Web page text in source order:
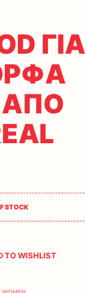
ΓΙΑ
STOCK
TO WISHLIST